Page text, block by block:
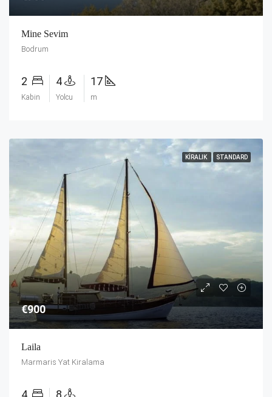
Mine Sevim
Bodrum
2
Kabin
4
Yolcu
17
m
KIRALIK STANDARD
€900
Laila
Marmaris Yat Kiralama
4 8